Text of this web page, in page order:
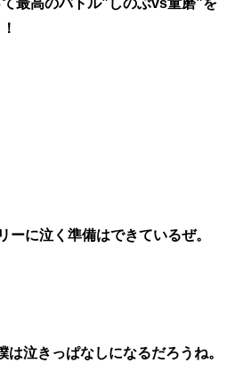
ーに泣く準備はできているぜ。
は泣きっぱなしになるだろうね。